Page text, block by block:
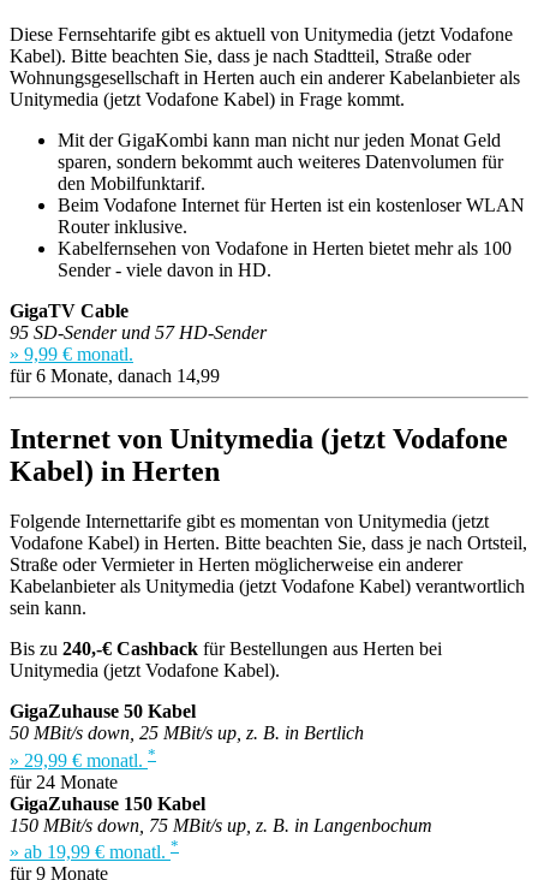
Diese Fernsehtarife gibt es aktuell von Unitymedia (jetzt Vodafone
Kabel). Bitte beachten Sie, dass je nach Stadtteil, Straße oder
Wohnungsgesellschaft in Herten auch ein anderer Kabelanbieter als
Unitymedia (jetzt Vodafone Kabel) in Frage kommt.
Mit der GigaKombi kann man nicht nur jeden Monat Geld
sparen, sondern bekommt auch weiteres Datenvolumen für
den Mobilfunktarif.
Beim Vodafone Internet für Herten ist ein kostenloser WLAN
Router inklusive.
Kabelfernsehen von Vodafone in Herten bietet mehr als 100
Sender - viele davon in HD.
GigaTV Cable
95 SD-Sender und 57 HD-Sender
» 9,99 € monatl.
für 6 Monate, danach 14,99
Internet von Unitymedia (jetzt Vodafone
Kabel) in Herten
Folgende Internettarife gibt es momentan von Unitymedia (jetzt
Vodafone Kabel) in Herten. Bitte beachten Sie, dass je nach Ortsteil,
Straße oder Vermieter in Herten möglicherweise ein anderer
Kabelanbieter als Unitymedia (jetzt Vodafone Kabel) verantwortlich
sein kann.
Bis zu 240,-€ Cashback für Bestellungen aus Herten bei
Unitymedia (jetzt Vodafone Kabel).
GigaZuhause 50 Kabel
50 MBit/s down, 25 MBit/s up, z. B. in Bertlich
» 29,99 € monatl. *
für 24 Monate
GigaZuhause 150 Kabel
150 MBit/s down, 75 MBit/s up, z. B. in Langenbochum
» ab 19,99 € monatl. *
für 9 Monate